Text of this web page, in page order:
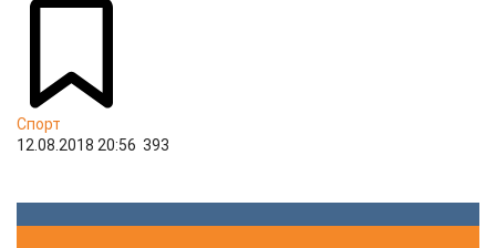
Спорт
12.08.2018 20:56 393